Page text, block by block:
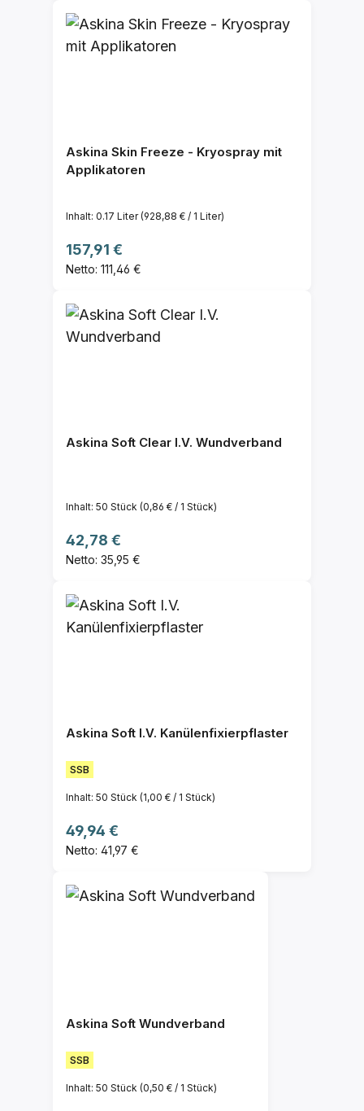
Askina Skin Freeze - Kryospray mit
Applikatoren
Inhalt: 0.17 Liter(928,88 € / 1 Liter)
Regulärer Preis:
157,91 €
Netto: 111,46 €
Askina Soft Clear I.V. Wundverband
Inhalt: 50 Stück (0,86 € / 1 Stück)
Regulärer Preis:
42,78 €
Netto: 35,95 €
Askina Soft I.V. Kanülenfixierpflaster
SSB
Inhalt: 50 Stück (1,00 € / 1 Stück)
Regulärer Preis:
49,94 €
Netto: 41,97 €
Askina Soft Wundverband
SSB
Inhalt: 50 Stück (0,50 € / 1 Stück)